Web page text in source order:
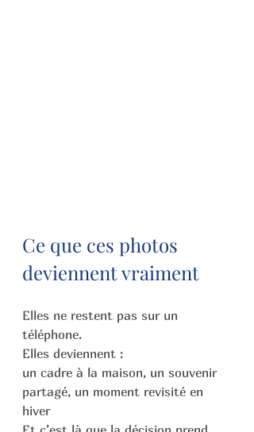
Ce que ces photos
deviennent vraiment
Elles ne restent pas sur un
téléphone.
Elles deviennent :
un cadre à la maison, un souvenir
partagé, un moment revisité en
hiver